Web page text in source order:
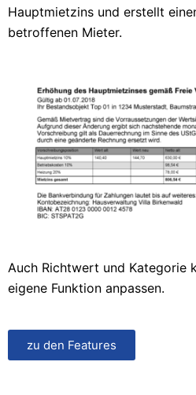
Hauptmietzins und erstellt
betroffenen Mieter.
Auch Richtwert und Kategorie
eigene Funktion anpassen.
zu den Features